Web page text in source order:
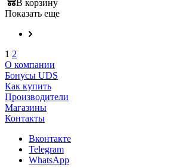
В корзину
Показать еще
1 2
О компании
Бонусы UDS
Как купить
Производители
Магазины
Контакты
Вконтакте
Telegram
WhatsApp